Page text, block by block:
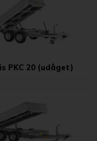
PKC 20 (udåget)